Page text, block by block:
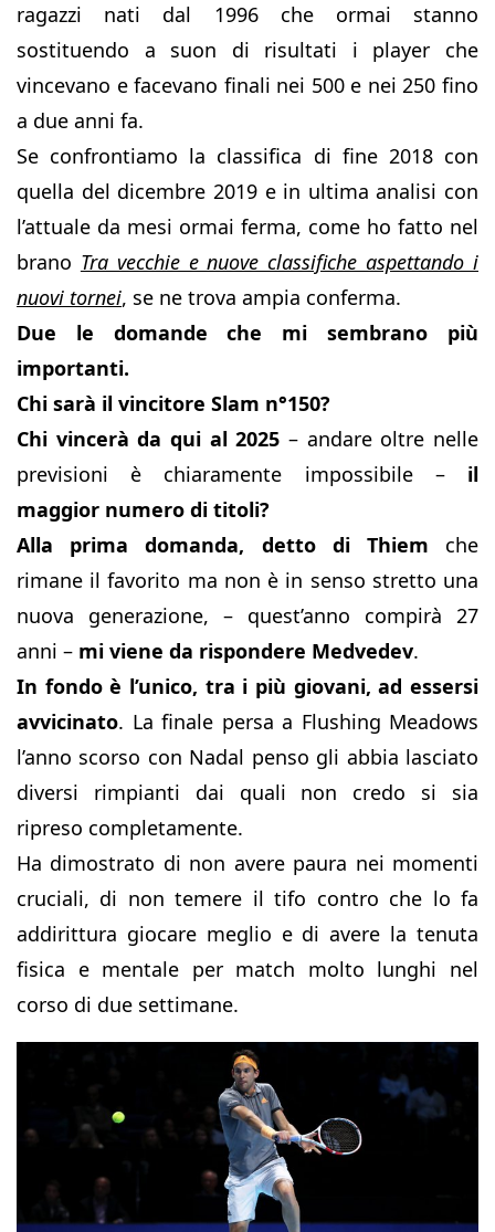
ragazzi nati dal 1996 che ormai stanno
sostituendo a suon di risultati i player che
vincevano e facevano finali nei 500 e nei 250 fino
a due anni fa.
Se confrontiamo la classifica di fine 2018 con
quella del dicembre 2019 e in ultima analisi con
l’attuale da mesi ormai ferma, come ho fatto nel
brano Tra vecchie e nuove classifiche aspettando i
nuovi tornei, se ne trova ampia conferma.
Due le domande che mi sembrano più
importanti.
Chi sarà il vincitore Slam n°150?
Chi vincerà da qui al 2025 – andare oltre nelle
previsioni è chiaramente impossibile – il
maggior numero di titoli?
Alla prima domanda, detto di Thiem che
rimane il favorito ma non è in senso stretto una
nuova generazione, – quest’anno compirà 27
anni – mi viene da rispondere Medvedev.
In fondo è l’unico, tra i più giovani, ad essersi
avvicinato. La finale persa a Flushing Meadows
l’anno scorso con Nadal penso gli abbia lasciato
diversi rimpianti dai quali non credo si sia
ripreso completamente.
Ha dimostrato di non avere paura nei momenti
cruciali, di non temere il tifo contro che lo fa
addirittura giocare meglio e di avere la tenuta
fisica e mentale per match molto lunghi nel
corso di due settimane.